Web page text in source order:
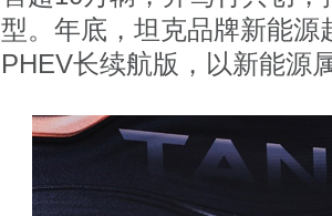
型。年底，坦克品牌新能
PHEV长续航版，以新能源